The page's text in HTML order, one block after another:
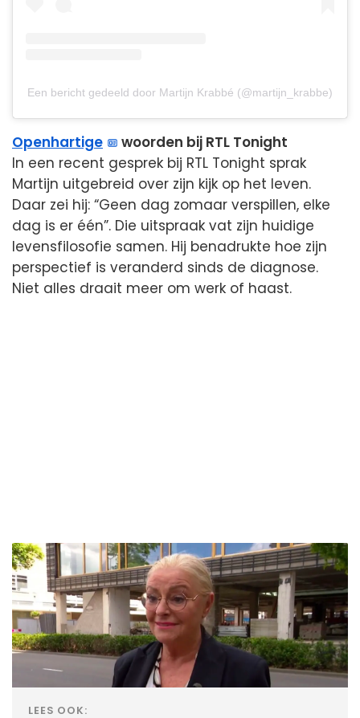
Een bericht gedeeld door Martijn Krabbé (@martijn_krabbe)
Openhartige
woorden bij RTL Tonight
In een recent gesprek bij RTL Tonight sprak
Martijn uitgebreid over zijn kijk op het leven.
Daar zei hij: “Geen dag zomaar verspillen, elke
dag is er één”. Die uitspraak vat zijn huidige
levensfilosofie samen. Hij benadrukte hoe zijn
perspectief is veranderd sinds de diagnose.
Niet alles draait meer om werk of haast.
LEES OOK: